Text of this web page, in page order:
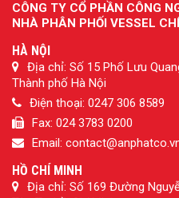
CÔNG TY CỔ PHẦN CÔNG
NHÀ PHÂN PHỐI VESSEL
HÀ NỘI
Địa chỉ: Số 15 Phố Lưu
Thành phố Hà Nội
Điện thoại: 0247 306 8589
Fax: 024 3783 0200
Email:
HỒ CHÍ MINH
Địa chỉ: Số 169 Đường